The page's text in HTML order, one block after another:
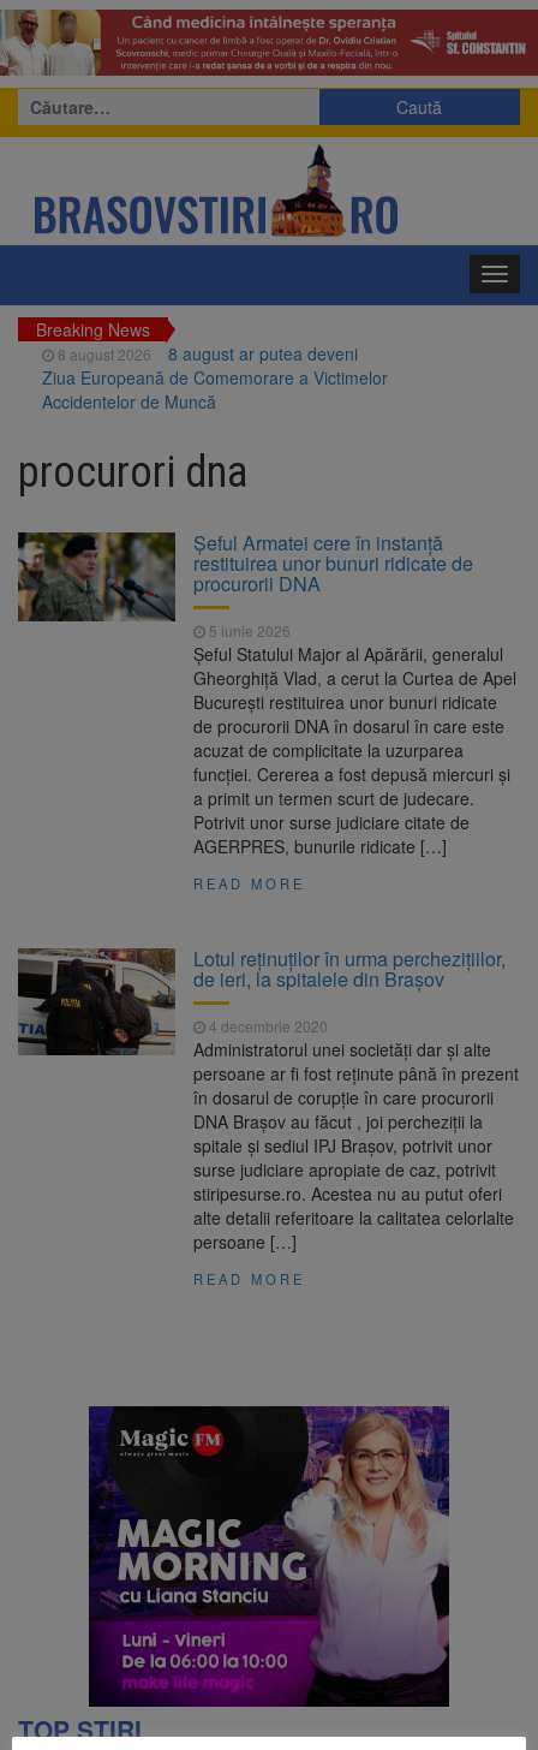
Caută
după:
Breaking News
8 august 2026
8 august ar putea deveni
Ziua Europeană de Comemorare a Victimelor
Accidentelor de Muncă
fostului complex Duplex 91, de lângă Piața
Star
Nivelul Dunării a început să crească
8 august 2026
Asociația Română pentru
Iluminat cere reducerea luminii pe timpul
nopții, nu oprirea iluminatului public
Trafic blocat pe DN1E Brașov
– Poiana Brașov după un accident. Două
persoane primesc îngrijiri medicale
Se schimbă examenul de
medic specialist. Subiecte unice în toată țara,
aceeași oră și același barem
procurori dna
Șeful Armatei cere în instanță
restituirea unor bunuri ridicate de
procurorii DNA
5 iunie 2026
Șeful Statului Major al Apărării, generalul
Gheorghiță Vlad, a cerut la Curtea de Apel
București restituirea unor bunuri ridicate
de procurorii DNA în dosarul în care este
acuzat de complicitate la uzurparea
funcției. Cererea a fost depusă miercuri și
a primit un termen scurt de judecare.
Potrivit unor surse judiciare citate de
AGERPRES, bunurile ridicate […]
READ MORE
Lotul reținuților în urma perchezițiilor,
de ieri, la spitalele din Brașov
4 decembrie 2020
Administratorul unei societăți dar și alte
persoane ar fi fost reținute până în prezent
în dosarul de corupție în care procurorii
DNA Brașov au făcut , joi percheziții la
spitale și sediul IPJ Brașov, potrivit unor
surse judiciare apropiate de caz, potrivit
stiripesurse.ro. Acestea nu au putut oferi
alte detalii referitoare la calitatea celorlalte
persoane […]
READ MORE
TOP ȘTIRI